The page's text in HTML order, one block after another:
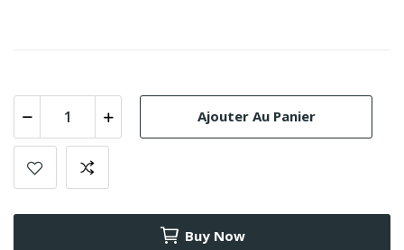
Ajouter Au Panier
Buy Now